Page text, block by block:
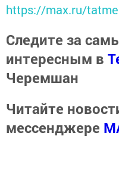
https://max.ru/
Следите за
интересным в
Черемшан
Читайте
мессенджере